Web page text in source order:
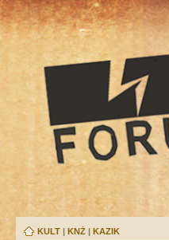
KULT | KNŻ | KAZIK